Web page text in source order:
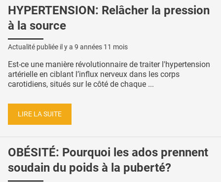
HYPERTENSION: Relâcher la pression
à la source
Actualité publiée il y a 9 années 11 mois
Est-ce une manière révolutionnaire de traiter l'hypertension
artérielle en ciblant l’influx nerveux dans les corps
carotidiens, situés sur le côté de chaque ...
LIRE LA SUITE
OBÉSITÉ: Pourquoi les ados prennent
soudain du poids à la puberté?